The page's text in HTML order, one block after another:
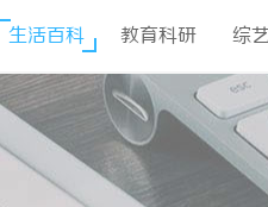
生活百科 教育科研 综